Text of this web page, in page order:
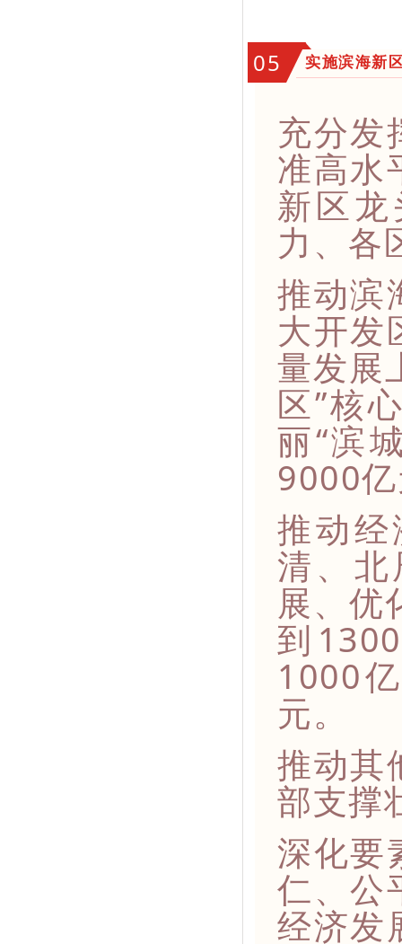
05 实施滨海新
充分发
准高水
新区
力、各
推动滨
大开发
量发展
区”核
丽“滨
9000
推动
清、
展、优
到
1000
元。
推动其
部支撑
深化要
仁、公
经济发